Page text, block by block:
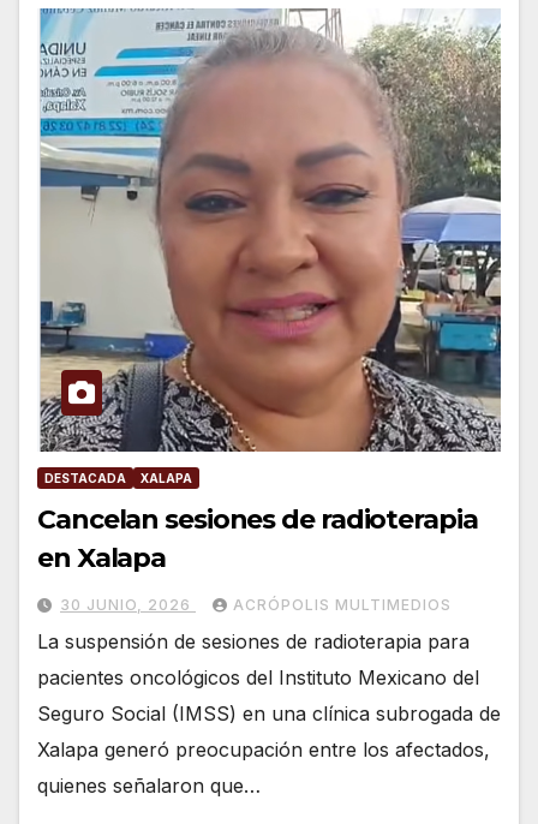
DESTACADA XALAPA
Cancelan sesiones de radioterapia
en Xalapa
30 JUNIO, 2026 ACRÓPOLIS MULTIMEDIOS
La suspensión de sesiones de radioterapia para
pacientes oncológicos del Instituto Mexicano del
Seguro Social (IMSS) en una clínica subrogada de
Xalapa generó preocupación entre los afectados,
quienes señalaron que…